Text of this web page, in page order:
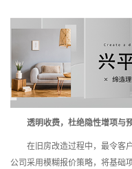
透明收费，杜绝隐性增项与
在旧房改造过程中，最令客户
公司采用模糊报价策略，将基础